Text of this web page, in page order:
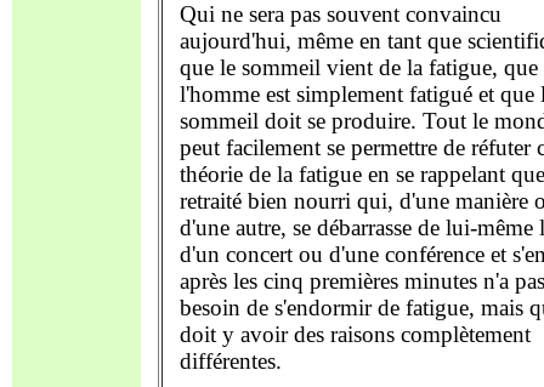
Qui ne sera pas souvent convaincu
aujourd'hui, même en tant que
que le sommeil vient de la fatigue, que
l'homme est simplement fatigué et que
sommeil doit se produire. Tout le
peut facilement se permettre de réfuter
théorie de la fatigue en se rappelant
retraité bien nourri qui, d'une manière
d'une autre, se débarrasse de lui-même
d'un concert ou d'une conférence et
après les cinq premières minutes n'a pas
besoin de s'endormir de fatigue, mais
doit y avoir des raisons complètement
différentes.